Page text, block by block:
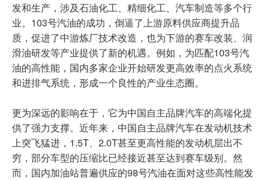
发和生产，涉及石油化工、精细化工、汽车制造等多个行
业。103号汽油的成功，倒逼了上游原料供应商提升品
质，促进了中游炼厂技术改造，也为下游的赛车改装、润
滑油研发等产业提供了新的机遇。例如，为匹配103号汽
油的高性能，国内多家企业开始研发更高效率的点火系统
和进排气系统，形成一个良性的产业生态圈。
更为深远的影响在于，它为中国自主品牌汽车的高端化提
供了强力支撑。近年来，中国自主品牌汽车在发动机技术
上突飞猛进，1.5T、2.0T甚至更高性能的发动机层出不
穷，部分车型的压缩比已经接近甚至达到赛车级别。然
而，国内加油站普遍供应的98号汽油在面对这些高性能发